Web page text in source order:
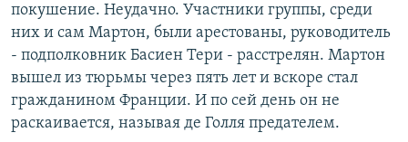
покушение. Неудачно. Участники группы, среди
них и сам Мартон, были арестованы, руководитель
- подполковник Басиен Тери - расстрелян. Мартон
вышел из тюрьмы через пять лет и вскоре стал
гражданином Франции. И по сей день он не
раскаивается, называя де Голля предателем.